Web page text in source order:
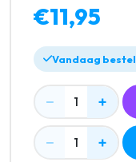
€11,95
Vandaag
− 1 +
− 1 +